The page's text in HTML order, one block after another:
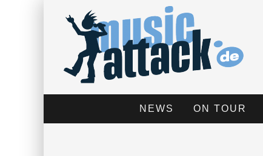
NEWS ON TOUR